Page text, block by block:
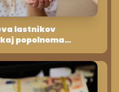
lastnikov
popolnoma